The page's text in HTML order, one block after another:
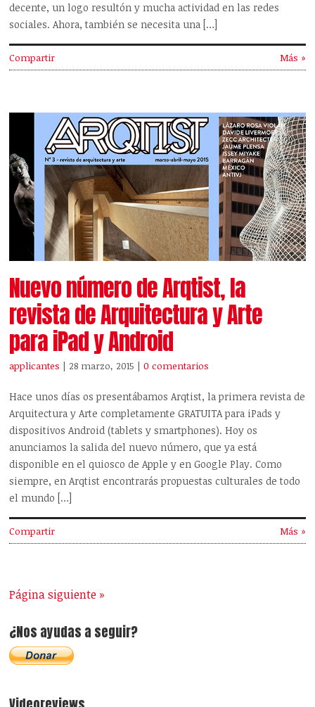
decente, un logo resultón y mucha actividad en las redes
sociales. Ahora, también se necesita una […]
Compartir Más »
Nuevo número de Arqtist, la
revista de Arquitectura y Arte
para iPad y Android
applicantes | 28 marzo, 2015 |0 comentarios
Hace unos días os presentábamos Arqtist, la primera revista de
Arquitectura y Arte completamente GRATUITA para iPads y
dispositivos Android (tablets y smartphones). Hoy os
anunciamos la salida del nuevo número, que ya está
disponible en el quiosco de Apple y en Google Play. Como
siempre, en Arqtist encontrarás propuestas culturales de todo
el mundo […]
Compartir Más »
Página siguiente »
¿Nos ayudas a seguir?